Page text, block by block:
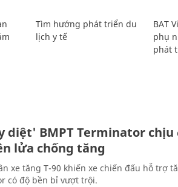
Tìm hướng phát triển du
lịch y tế
BAT
phụ
phát
diệt' BMPT Terminator chịu
lửa chống tăng
xe tăng T-90 khiến xe chiến đấu hỗ trợ
có độ bền bỉ vượt trội.